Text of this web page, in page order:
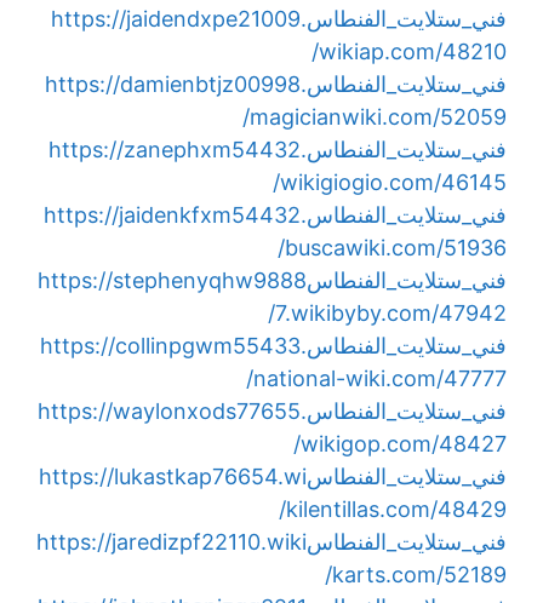
فني_ستلايت_الفنطاسhttps://jaidendxpe21009.
wikiap.com/48210/
فني_ستلايت_الفنطاسhttps://damienbtjz00998.
magicianwiki.com/52059/
فني_ستلايت_الفنطاسhttps://zanephxm54432.
wikigiogio.com/46145/
فني_ستلايت_الفنطاسhttps://jaidenkfxm54432.
buscawiki.com/51936/
فني_ستلايت_الفنطاسhttps://stephenyqhw9888
7.wikibyby.com/47942/
فني_ستلايت_الفنطاسhttps://collinpgwm55433.
national-wiki.com/47777/
فني_ستلايت_الفنطاسhttps://waylonxods77655.
wikigop.com/48427/
فني_ستلايت_الفنطاسhttps://lukastkap76654.wi
kilentillas.com/48429/
فني_ستلايت_الفنطاسhttps://jaredizpf22110.wiki
karts.com/52189/